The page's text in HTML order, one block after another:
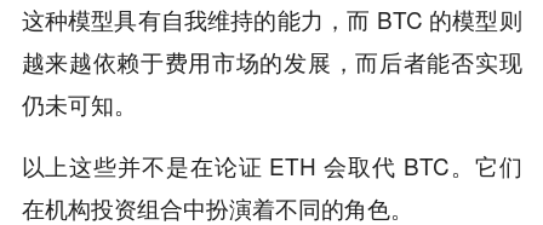
这种模型具有自我维持的能力，而 BTC 的模型则
越来越依赖于费用市场的发展，而后者能否实现
仍未可知。
以上这些并不是在论证 ETH 会取代 BTC。它们
在机构投资组合中扮演着不同的角色。